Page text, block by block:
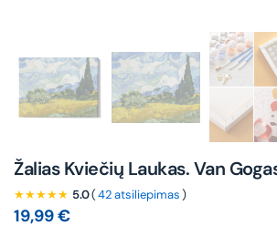
Žalias Kviečių Laukas. Van
★★★★★ 5.0(42 atsiliepimas)
19,99€